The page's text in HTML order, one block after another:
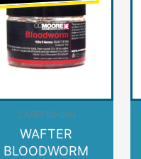
CARPFISHING
WAFTER
BLOODWORM
original
era:
€9,49.
actual